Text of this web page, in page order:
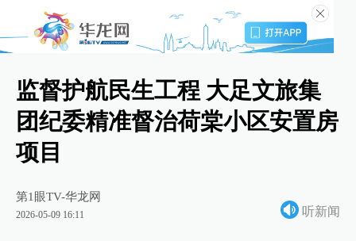
监督护航民生工程 大足文旅集
团纪委精准督治荷棠小区安置房
项目
第1眼TV-华龙网
2026-05-09 16:11 听新闻